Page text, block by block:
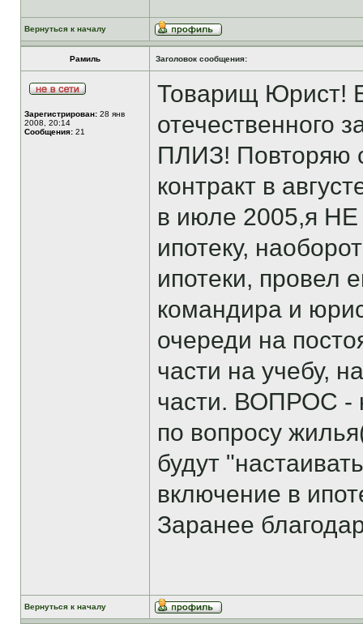
Вернуться к началу
Рамиль Заголовок сообщения:
Зарегистрирован: 28 янв
2008, 20:14
Сообщения: 21
Товарищ Юрист!
отечественного
ПЛИЗ! Повторяю
контракт в
в июле 2005,я НЕ
ипотеку,
ипотеки, провел
командира и
очереди на
части на учебу,
части. ВОПРОС -
по вопросу
будут
включение в
Заранее
Вернуться к началу